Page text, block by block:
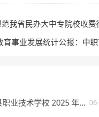
我省民办大中专院校收费
育事业发展统计公报：中
湖南公办中职--平江县职业技术学校 2025 年招生简章